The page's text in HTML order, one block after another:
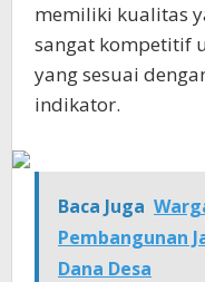
memiliki kualitas
sangat kompetitif
yang sesuai
indikator.
Baca Juga
Pembangunan
Dana Desa